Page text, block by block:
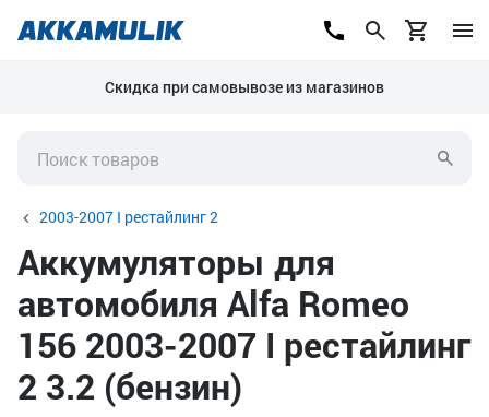
Скидка при самовывозе из магазинов
2003-2007 I рестайлинг 2
Аккумуляторы для
автомобиля Alfa Romeo
156 2003-2007 I рестайлинг
2 3.2 (бензин)